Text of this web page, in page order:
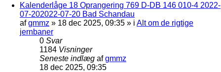
Kalenderlåge 18 Oprangering 769 D-DB 146 010-4 2022-
07-202022-07-20 Bad Schandau
afgmmz » 18 dec 2025, 09:35 » i Alt om de rigtige
jernbaner
0 Svar
1184 Visninger
Seneste indlæg afgmmz
18 dec 2025, 09:35